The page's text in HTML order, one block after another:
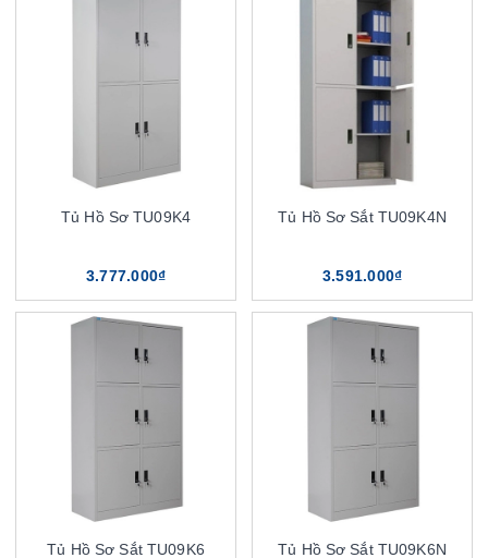
Tủ Hồ Sơ TU09K4
3.777.000₫
Tủ Hồ Sơ Sắt TU09K4N
3.591.000₫
Tủ Hồ Sơ Sắt TU09K6 Tủ Hồ Sơ Sắt TU09K6N